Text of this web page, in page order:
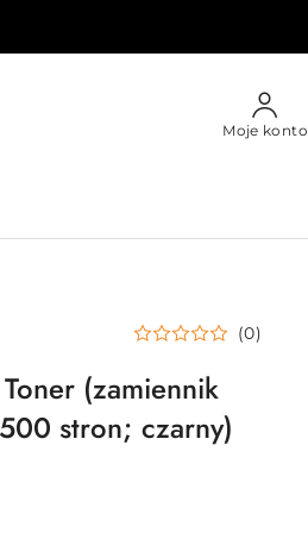
Moje konto
(0)
(zamiennik
stron; czarny)